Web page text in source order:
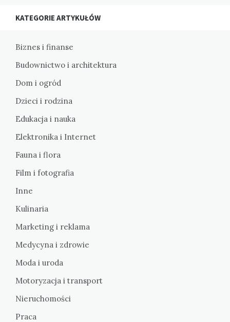
KATEGORIE ARTYKUŁÓW
Biznes i finanse
Budownictwo i architektura
Dom i ogród
Dzieci i rodzina
Edukacja i nauka
Elektronika i Internet
Fauna i flora
Film i fotografia
Inne
Kulinaria
Marketing i reklama
Medycyna i zdrowie
Moda i uroda
Motoryzacja i transport
Nieruchomości
Praca